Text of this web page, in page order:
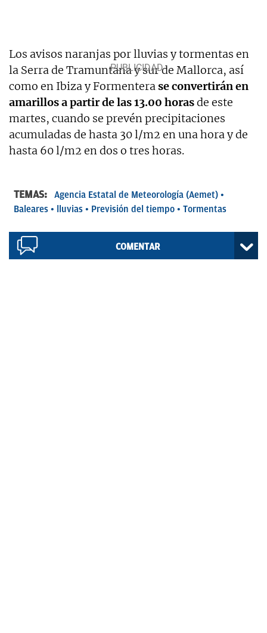
Los avisos naranjas por lluvias y tormentas en
la Serra de Tramuntana y sur de Mallorca, así
como en Ibiza y Formenterase convertirán en
amarillos a partir de las 13.00 horasde este
martes, cuando se prevén precipitaciones
acumuladas de hasta 30 l/m2 en una hora y de
hasta 60 l/m2 en dos o tres horas.
TEMAS:
Agencia Estatal de Meteorología (Aemet)
Baleares
lluvias Previsión del tiempo Tormentas
COMENTAR